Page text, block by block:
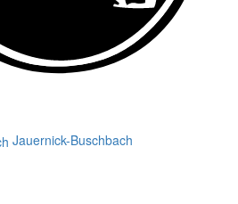
Jauernick-Buschbach